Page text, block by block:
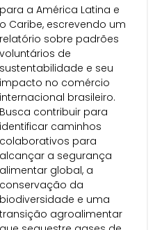
para a América Latina e
o Caribe, escrevendo um
relatório sobre padrões
voluntários de
sustentabilidade e seu
impacto no comércio
internacional brasileiro.
Busca contribuir para
identificar caminhos
colaborativos para
alcançar a segurança
alimentar global, a
conservação da
biodiversidade e uma
transição agroalimentar